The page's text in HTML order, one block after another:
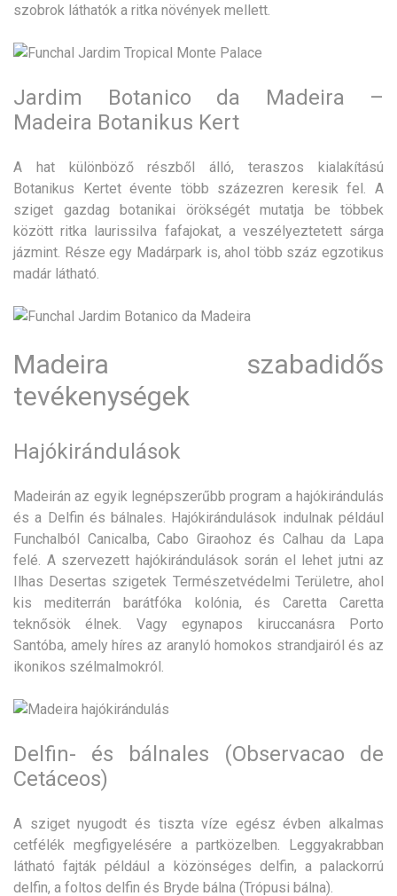
szobrok láthatók a ritka növények mellett.
Jardim Botanico da Madeira –
Madeira Botanikus Kert
A hat különböző részből álló, teraszos kialakítású
Botanikus Kertet évente több százezren keresik fel. A
sziget gazdag botanikai örökségét mutatja be többek
között ritka laurissilva fafajokat, a veszélyeztetett sárga
jázmint. Része egy Madárpark is, ahol több száz egzotikus
madár látható.
Madeira szabadidős
tevékenységek
Hajókirándulások
Madeirán az egyik legnépszerűbb program a hajókirándulás
és a Delfin és bálnales. Hajókirándulások indulnak például
Funchalból Canicalba, Cabo Giraohoz és Calhau da Lapa
felé. A szervezett hajókirándulások során el lehet jutni az
Ilhas Desertas szigetek Természetvédelmi Területre, ahol
kis mediterrán barátfóka kolónia, és Caretta Caretta
teknősök élnek. Vagy egynapos kiruccanásra Porto
Santóba, amely híres az aranyló homokos strandjairól és az
ikonikos szélmalmokról.
Delfin- és bálnales (Observacao de
Cetáceos)
A sziget nyugodt és tiszta víze egész évben alkalmas
cetfélék megfigyelésére a partközelben. Leggyakrabban
látható fajták például a közönséges delfin, a palackorrú
delfin, a foltos delfin és Bryde bálna (Trópusi bálna).